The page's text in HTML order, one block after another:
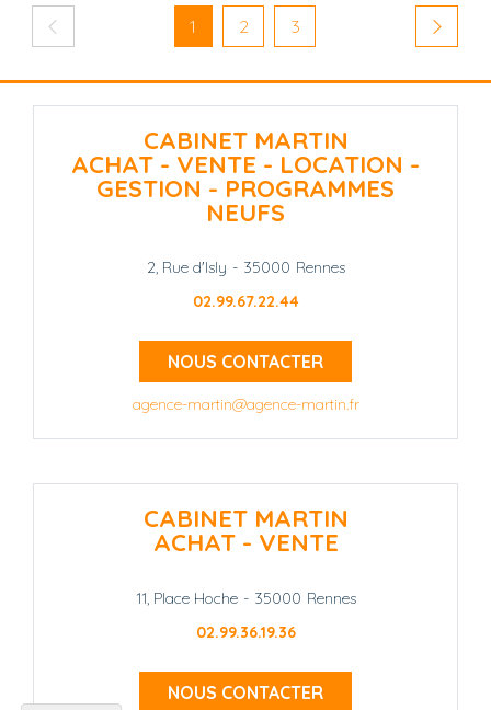
Pagination
Page précédente Page courante
1 Page
2 Page
3 Page
CABINET MARTIN
ACHAT - VENTE - LOCATION -
GESTION - PROGRAMMES
NEUFS
2, Rue d'Isly - 35000 Rennes
02.99.67.22.44
NOUS CONTACTER
agence-martin@agence-martin.fr
CABINET MARTIN
ACHAT - VENTE
11, Place Hoche - 35000 Rennes
02.99.36.19.36
NOUS CONTACTER